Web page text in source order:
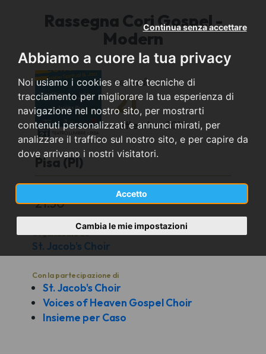
Abbiamo a cuore la tua privacy
Noi usiamo i cookies e altre tecniche di
tracciamento per migliorare la tua esperienza di
navigazione nel nostro sito, per mostrarti
contenuti personalizzati e annunci mirati, per
analizzare il traffico sul nostro sito, e per capire da
dove arrivano i nostri visitatori.
Accetto
Continua senza accettare
Cambia le mie impostazioni
Rassegna Cori Gospel -
Modern
venerdì
21
settembre2018
Pisa (PI)
Teatro LUMIERE - Via del Tidi 6
21:30
Organizzato da
St. Jacob's Choir
Con la partecipazione di
St. Jacob's Choir
Voices of Heaven Gospel Choir
Insieme per Caso